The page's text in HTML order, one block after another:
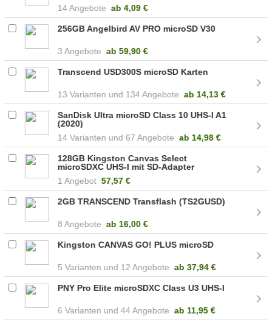
14 Angebote ab4,09 €
256GB Angelbird AV PRO microSD V30
3 Angebote ab 59,90 €
Transcend USD300S microSD Karten
13 134 Angebote ab 14,13 €
SanDisk Ultra microSD Class 10 UHS-I A1
(2020)
14
67 Angebote ab 14,98 €
128GB Kingston Canvas Select
microSDXC UHS-I mit SD-Adapter
1 Angebot 57,57 €
2GB TRANSCEND Transflash (TS2GUSD)
8 Angebote ab 16,00 €
Kingston CANVAS GO! PLUS microSD
5 12 Angebote ab 37,94 €
PNY Pro Elite microSDXC Class U3 UHS-I
6 44 Angebote ab 11,95 €